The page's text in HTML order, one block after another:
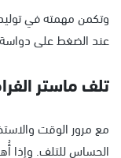
وتكمن مهمته في
عند الضغط على دواسة
تلف ماستر
مع مرور الوقت
الحساس للتلف.